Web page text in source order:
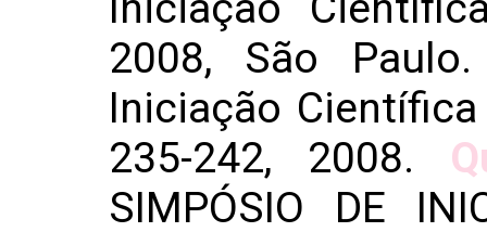
2008, São
Iniciação Científica
235-242, 2008.
SIMPÓSIO DE